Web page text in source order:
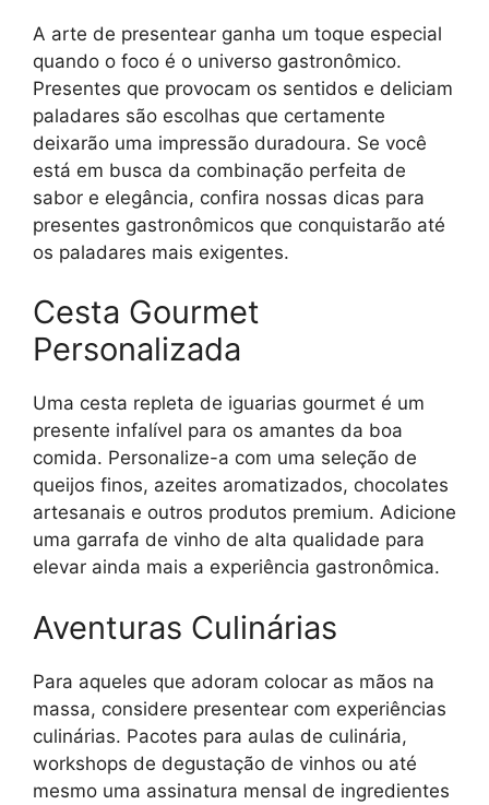
A arte de presentear ganha um toque especial
quando o foco é o universo gastronômico.
Presentes que provocam os sentidos e deliciam
paladares são escolhas que certamente
deixarão uma impressão duradoura. Se você
está em busca da combinação perfeita de
sabor e elegância, confira nossas dicas para
presentes gastronômicos que conquistarão até
os paladares mais exigentes.
Cesta Gourmet
Personalizada
Uma cesta repleta de iguarias gourmet é um
presente infalível para os amantes da boa
comida. Personalize-a com uma seleção de
queijos finos, azeites aromatizados, chocolates
artesanais e outros produtos premium. Adicione
uma garrafa de vinho de alta qualidade para
elevar ainda mais a experiência gastronômica.
Aventuras Culinárias
Para aqueles que adoram colocar as mãos na
massa, considere presentear com experiências
culinárias. Pacotes para aulas de culinária,
workshops de degustação de vinhos ou até
mesmo uma assinatura mensal de ingredientes